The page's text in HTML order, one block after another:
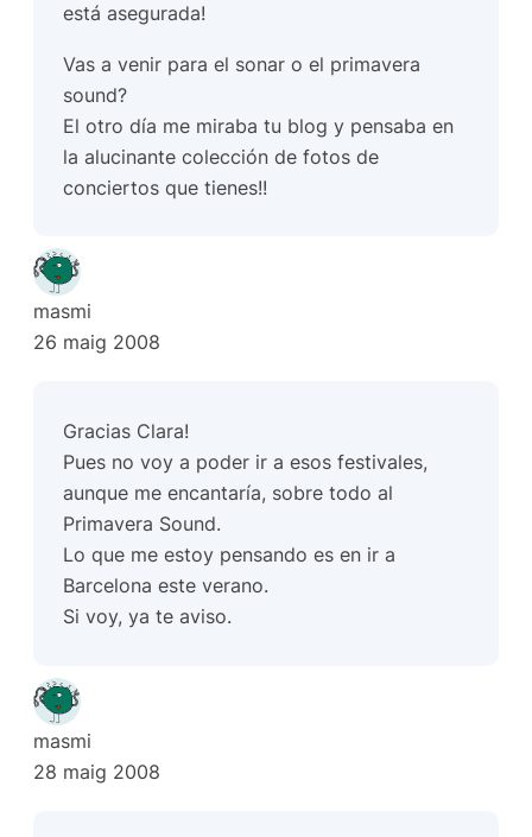
está asegurada!
Vas a venir para el sonar o el primavera
sound?
El otro día me miraba tu blog y pensaba en
la alucinante colección de fotos de
conciertos que tienes!!
masmi
26 maig 2008
Gracias Clara!
Pues no voy a poder ir a esos festivales,
aunque me encantaría, sobre todo al
Primavera Sound.
Lo que me estoy pensando es en ir a
Barcelona este verano.
Si voy, ya te aviso.
masmi
28 maig 2008